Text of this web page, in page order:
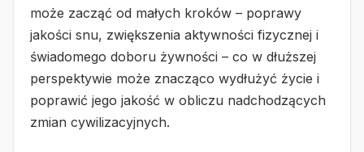
może zacząć od małych kroków – poprawy
jakości snu, zwiększenia aktywności fizycznej i
świadomego doboru żywności – co w dłuższej
perspektywie może znacząco wydłużyć życie i
poprawić jego jakość w obliczu nadchodzących
zmian cywilizacyjnych.